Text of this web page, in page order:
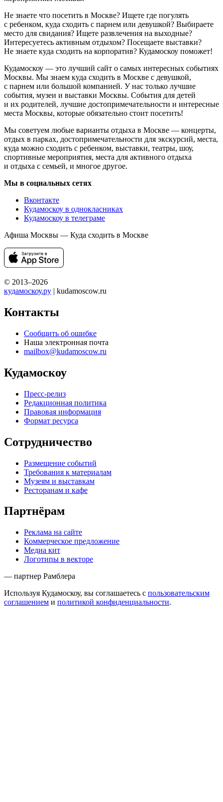
Не знаете что посетить в Москве? Ищете где погулять
с ребенком, куда сходить с парнем или девушкой? Выбираете
место для свидания? Ищете развлечения на выходные?
Интересуетесь активным отдыхом? Посещаете выставки?
Не знаете куда сходить на корпоратив? Кудамоскоу поможет!
Кудамоскоу — это лучший сайт о самых интересных событиях
Москвы. Мы знаем куда сходить в Москве с девушкой,
с парнем или большой компанией. У нас только лучшие
события, музеи и выставки Москвы. События для детей
и их родителей, лучшие достопримечательности и интересные
места Москвы, которые обязательно стоит посетить!
Мы советуем любые варианты отдыха в Москве — концерты,
отдых в парках, достопримечательности для экскурсий, места,
куда можно сходить с ребенком, выставки, театры, шоу,
спортивные мероприятия, места для активного отдыха
и отдыха с семьей, и многое другое.
Мы в социальных сетях
Вконтакте
Кудамоскоу в однокласниках
Кудамоскоу в телеграме
Афиша Москвы — Куда сходить в Москве
© 2013–2026
кудамоскоу.ру | kudamoscow.ru
Контакты
Сообщить об ошибке
Наша электронная почта
mailbox@kudamoscow.ru
Кудамоскоу
Пресс-релиз
Редакционная политика
Правовая информация
Формат ресурса
Сотрудничество
Размещение событий
Требования к материалам
Музеям и выставкам
Ресторанам и кафе
Партнёрам
Реклама на сайте
Коммерческое предложение
Медиа кит
Логотипы в векторе
— партнер Рамблера
Используя Кудамоскоу, вы соглашаетесь с пользовательским
соглашением и политикой конфиденциальности.